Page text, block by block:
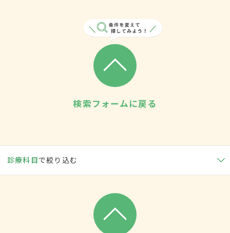
検索フォームに戻る
診療科目で絞り込む